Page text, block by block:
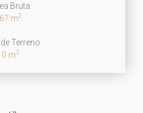
Bruta
67 m2
Terreno
0 m2